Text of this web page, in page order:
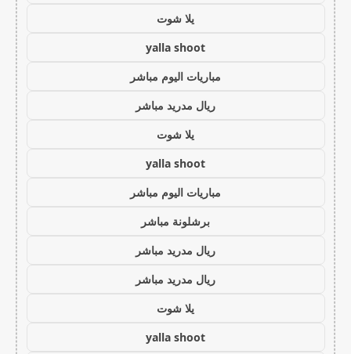
يلا شوت
yalla shoot
مباريات اليوم مباشر
ريال مدريد مباشر
يلا شوت
yalla shoot
مباريات اليوم مباشر
برشلونة مباشر
ريال مدريد مباشر
ريال مدريد مباشر
يلا شوت
yalla shoot